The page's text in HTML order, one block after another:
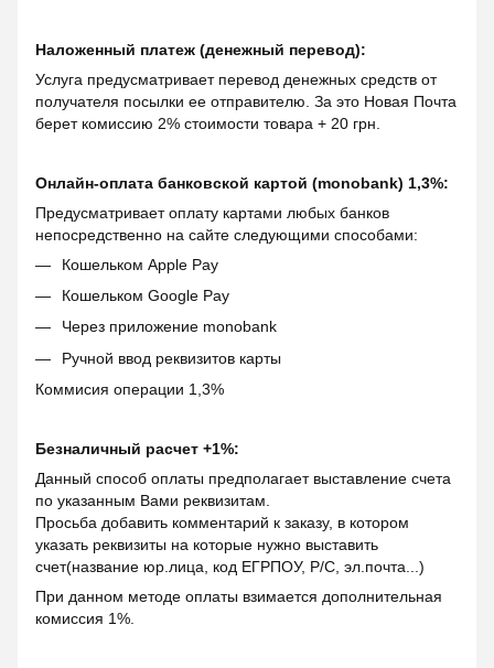
Наложенный платеж (денежный перевод):
Услуга предусматривает перевод денежных средств от
получателя посылки ее отправителю. За это Новая Почта
берет комиссию 2% стоимости товара + 20 грн.
Онлайн-оплата банковской картой (monobank) 1,3%:
Предусматривает оплату картами любых банков
непосредственно на сайте следующими способами:
Кошельком Apple Pay
Кошельком Google Pay
Через приложение monobank
Ручной ввод реквизитов карты
Коммисия операции 1,3%
Безналичный расчет +1%:
Данный способ оплаты предполагает выставление счета
по указанным Вами реквизитам.
Просьба добавить комментарий к заказу, в котором
указать реквизиты на которые нужно выставить
счет(название юр.лица, код ЕГРПОУ, Р/С, эл.почта...)
При данном методе оплаты взимается дополнительная
комиссия 1%.